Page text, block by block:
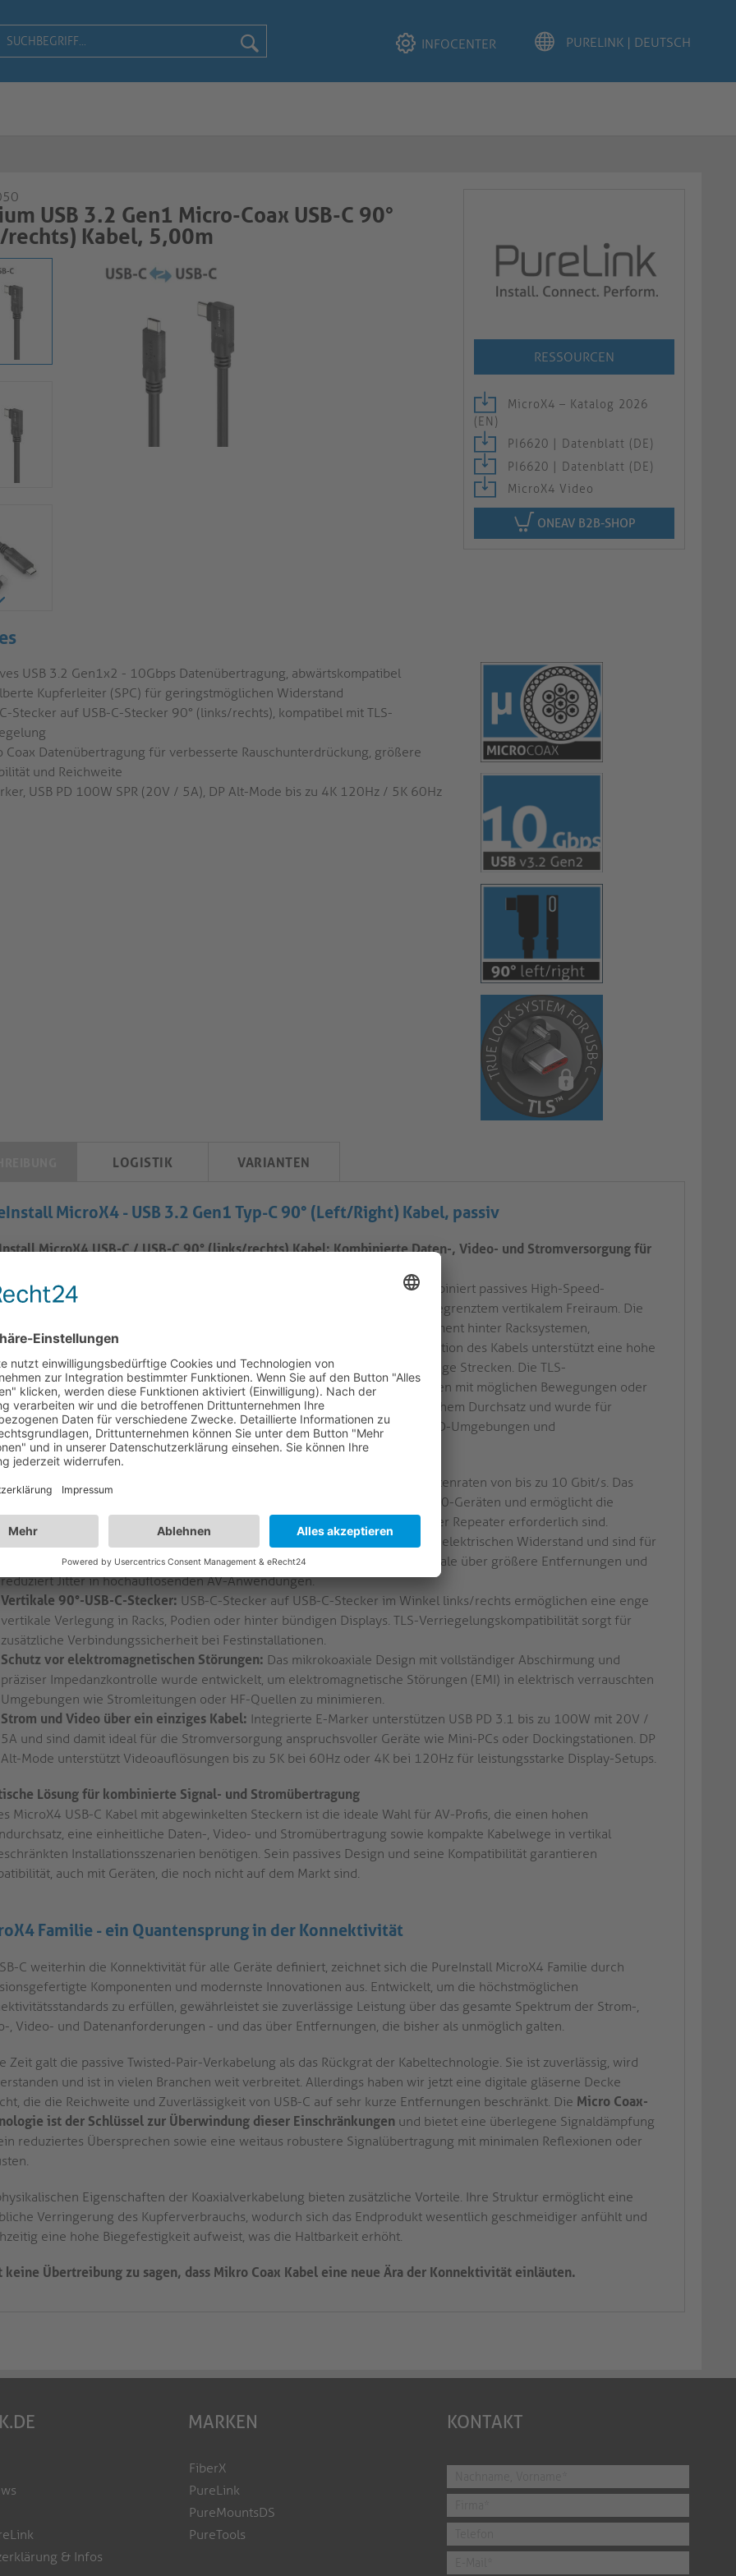
INFOCENTER
USB 3.2 Gen1 Micro-Coax USB-C 90°
Kabel, 5,00m
RESSOURCEN
MicroX4 – Katalog 2026
(EN)
PI6620 | Datenblatt (DE)
PI6620 | Datenblatt (DE)
MicroX4 Video
ONEAV B2B-SHOP
USB 3.2 Gen1x2 - 10Gbps Datenübertragung, abwärtskompatibel
Kupferleiter (SPC) für geringstmöglichen Widerstand
Stecker auf USB-C-Stecker 90° (links/rechts), kompatibel mit TLS-
Coax Datenübertragung für verbesserte Rauschunterdrückung, größere
und Reichweite
USB PD 100W SPR (20V / 5A), DP Alt-Mode bis zu 4K 120Hz / 5K 60Hz
LOGISTIK VARIANTEN
MicroX4 - USB 3.2 Gen1 Typ-C 90° (Left/Right) Kabel, passiv
MicroX4 USB-C / USB-C 90° (links/rechts) Kabel: Kombinierte Daten-, Video- und Stromversorgung für
PureInstall MicroX4 Typ-C-Kabel mit vertikal abgewinkelten Steckern kombiniert passives High-Speed-
mit vertikal abgewinkelten Steckern für Installationsszenarien mit begrenztem vertikalem Freiraum. Die
abgewinkelten USB-C-Stecker ermöglichen ein effizientes Kabelmanagement hinter Racksystemen,
oder bündig montierten Displays. Die passive Mikrokoax-Konstruktion des Kabels unterstützt eine hohe
ohne aktive Chipsätze und verbessert die Zuverlässigkeit über lange Strecken. Die TLS-
sorgt für mechanische Stabilität in festen Installationen mit möglichen Bewegungen oder
Dieses Kabel eignet sich für Daten, Video und Power Delivery mit hohem Durchsatz und wurde für
entwickelt, die von in Racks eingebauter Hardware bis hin zu BYOD-Umgebungen und
reichen.
Hochgeschwindigkeits-Datenübertragung:
USB 3.2 Gen1x2 unterstützt Datenraten von bis zu 10 Gbit/s. Das
passive Kabeldesign gewährleistet Abwärtskompatibilität mit USB 3.x- und 2.0-Geräten und ermöglicht die
nahtlose Integration in bestehende Systeme, ohne dass aktive Elektronik oder Repeater erforderlich sind.
Versilberte Kupferleiter (SPC) reduzieren den elektrischen Widerstand und sind für
die Übertragung mit hohen Frequenzen optimiert. Dies sorgt für stabile Signale über größere Entfernungen und
reduziert Jitter in hochauflösenden AV-Anwendungen.
Vertikale 90°-USB-C-Stecker: USB-C-Stecker auf USB-C-Stecker im Winkel links/rechts ermöglichen eine enge
vertikale Verlegung in Racks, Podien oder hinter bündigen Displays. TLS-Verriegelungskompatibilität sorgt für
zusätzliche Verbindungssicherheit bei Festinstallationen.
Schutz vor elektromagnetischen Störungen: Das mikrokoaxiale Design mit vollständiger Abschirmung und
präziser Impedanzkontrolle wurde entwickelt, um elektromagnetische Störungen (EMI) in elektrisch verrauschten
Umgebungen wie Stromleitungen oder HF-Quellen zu minimieren.
Strom und Video über ein einziges Kabel: Integrierte E-Marker unterstützen USB PD 3.1 bis zu 100W mit 20V /
5A und sind damit ideal für die Stromversorgung anspruchsvoller Geräte wie Mini-PCs oder Dockingstationen. DP
Alt-Mode unterstützt Videoauflösungen bis zu 5K bei 60Hz oder 4K bei 120Hz für leistungsstarke Display-Setups.
Lösung für kombinierte Signal- und Stromübertragung
MicroX4 USB-C Kabel mit abgewinkelten Steckern ist die ideale Wahl für AV-Profis, die einen hohen
eine einheitliche Daten-, Video- und Stromübertragung sowie kompakte Kabelwege in vertikal
Installationsszenarien benötigen. Sein passives Design und seine Kompatibilität garantieren
auch mit Geräten, die noch nicht auf dem Markt sind.
Familie - ein Quantensprung in der Konnektivität
C weiterhin die Konnektivität für alle Geräte definiert, zeichnet sich die PureInstall MicroX4 Familie durch
Komponenten und modernste Innovationen aus. Entwickelt, um die höchstmöglichen
zu erfüllen, gewährleistet sie zuverlässige Leistung über das gesamte Spektrum der Strom-,
, Video- und Datenanforderungen - und das über Entfernungen, die bisher als unmöglich galten.
Zeit galt die passive Twisted-Pair-Verkabelung als das Rückgrat der Kabeltechnologie. Sie ist zuverlässig, wird
und ist in vielen Branchen weit verbreitet. Allerdings haben wir jetzt eine digitale gläserne Decke
die die Reichweite und Zuverlässigkeit von USB-C auf sehr kurze Entfernungen beschränkt. Die Micro Coax-
ist der Schlüssel zur Überwindung dieser Einschränkungen und bietet eine überlegene Signaldämpfung
reduziertes Übersprechen sowie eine weitaus robustere Signalübertragung mit minimalen Reflexionen oder
Eigenschaften der Koaxialverkabelung bieten zusätzliche Vorteile. Ihre Struktur ermöglicht eine
Verringerung des Kupferverbrauchs, wodurch sich das Endprodukt wesentlich geschmeidiger anfühlt und
eine hohe Biegefestigkeit aufweist, was die Haltbarkeit erhöht.
keine Übertreibung zu sagen, dass Mikro Coax Kabel eine neue Ära der Konnektivität einläuten.
& Infos
MARKEN
FiberX
PureLink
PureMountsDS
PureTools
KONTAKT